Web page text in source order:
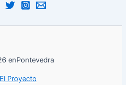
enPontevedra
El Proyecto